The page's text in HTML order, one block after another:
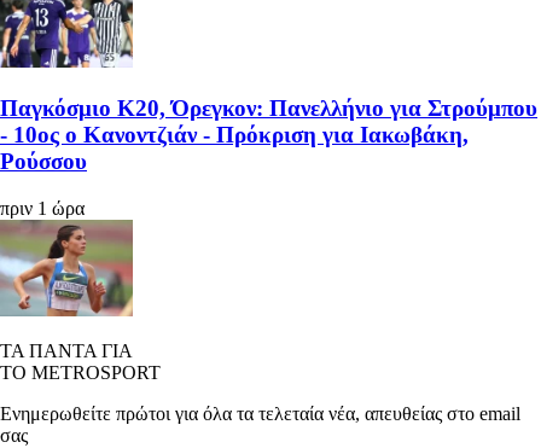
Παγκόσμιο Κ20, Όρεγκον: Πανελλήνιο για Στρούμπου
- 10ος ο Κανοντζιάν - Πρόκριση για Ιακωβάκη,
Ρούσσου
πριν 1 ώρα
ΤΑ ΠΑΝΤΑ ΓΙΑ
ΤΟ METROSPORT
Ενημερωθείτε πρώτοι για όλα τα τελεταία νέα, απευθείας στο email
σας